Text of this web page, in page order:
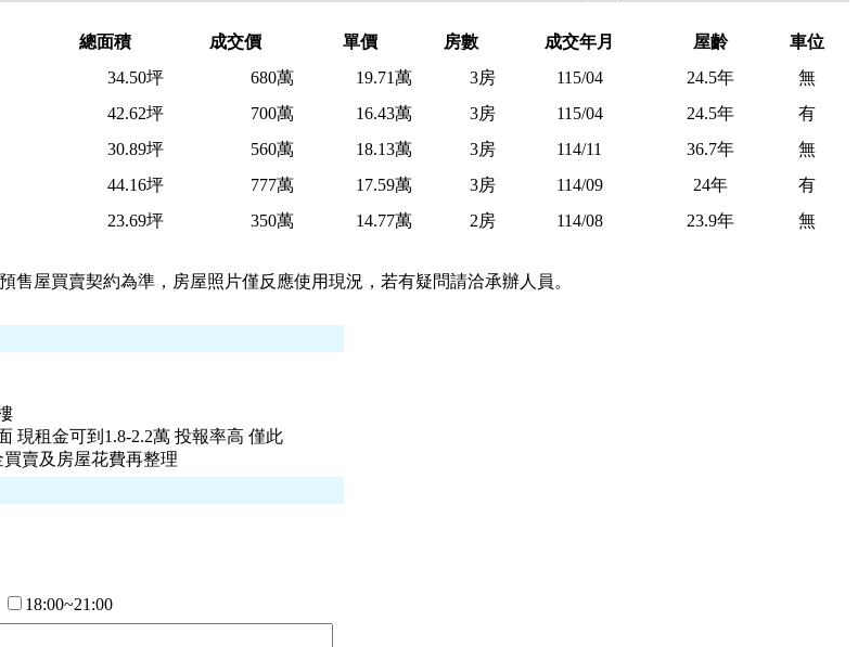
總面積 成交價 單價 房數 成交年月 屋齡
車位
34.50坪 680萬 19.71萬 3房 115/04 24.5年
無
42.62坪 700萬 16.43萬 3房 115/04 24.5年
有
30.89坪 560萬 18.13萬 3房 114/11 36.7年
無
44.16坪 777萬 17.59萬 3房 114/09 24年
有
23.69坪 350萬 14.77萬 2房 114/08 23.9年
無
屋買賣契約為準，房屋照片僅反應使用現況，若有疑問請洽承辦人員。